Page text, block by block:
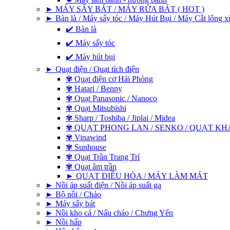
► MÁY SẤY BÁT / MÁY RỬA BÁT ( HOT )
► Bàn là / Máy sấy tóc / Máy Hút Bụi / Máy Cắt lông
✔️ Bàn là
✔️ Máy sấy tóc
✔️ Máy hút bụi
► Quạt điện / Quạt tích điện
✾ Quạt điện cơ Hải Phòng
✾ Hatari / Benny
✾ Quạt Panasonic / Nanoco
✾ Quạt Mitsubishi
✾ Sharp / Toshiba / Jiplai / Midea
✾ QUẠT PHONG LAN / SENKO / QUẠT
✾ Vinawind
✾ Sunhouse
✾ Quạt Trần Trang Trí
✾ Quạt âm trần
► QUẠT ĐIỀU HÒA / MÁY LÀM MÁT
► Nồi áp suất điện / Nồi áp suất ga
► Bộ nồi / Chảo
► Máy sấy bát
► Nồi kho cá / Nấu cháo / Chưng Yến
► Nồi hấp